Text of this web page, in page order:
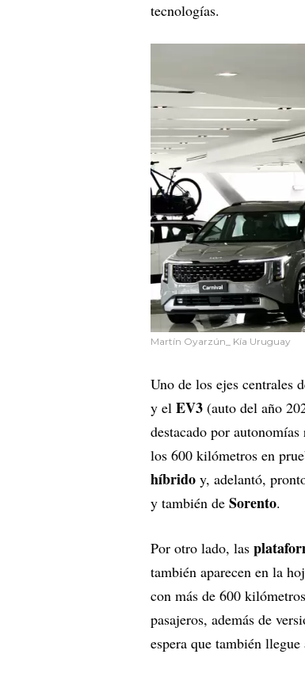
tecnologías.
Martín Oyarzún_ Kía Uruguay
Uno de los ejes centrales
y el EV3 (auto del año
destacado por
los 600 kilómetros en
híbrido y, adelantó,
y también de Sorento.
Por otro lado, las
también aparecen en la
con más de 600
pasajeros, además de
espera que también llegue